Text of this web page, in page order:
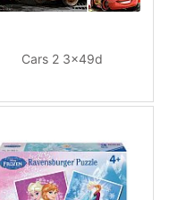
Cars 2 3x49d